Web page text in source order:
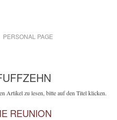
PERSONAL PAGE
Artikel zu lesen, bitte auf den Titel klicken.
REUNION